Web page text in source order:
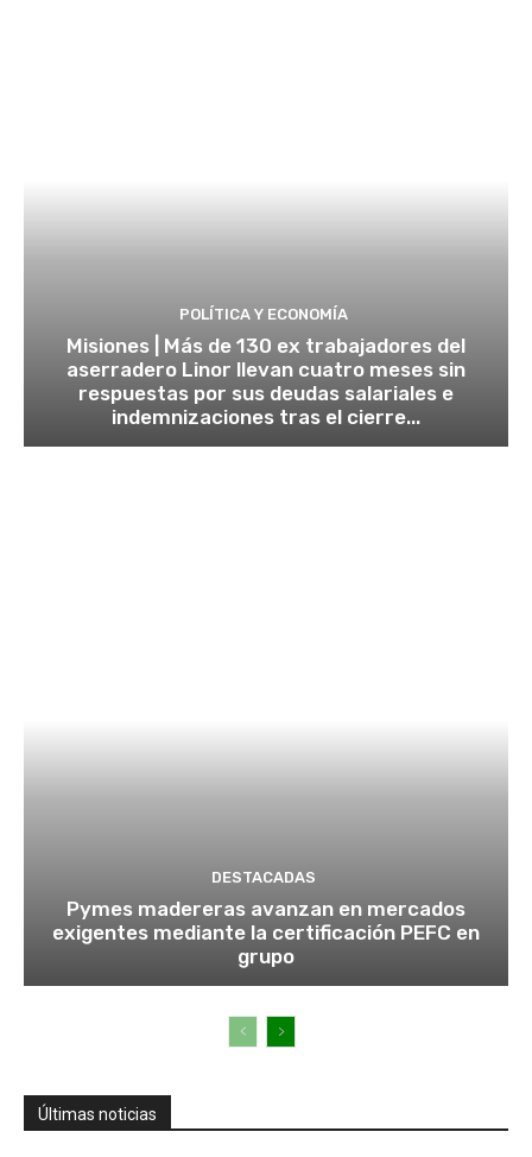
POLÍTICA Y ECONOMÍA
Misiones | Más de 130 ex trabajadores del
aserradero Linor llevan cuatro meses sin
respuestas por sus deudas salariales e
indemnizaciones tras el cierre...
DESTACADAS
Pymes madereras avanzan en mercados
exigentes mediante la certificación PEFC en
grupo
Últimas noticias